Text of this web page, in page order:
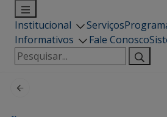
Institucional Serviços
Informativos
Fale Conosco
Pesquisar
por: